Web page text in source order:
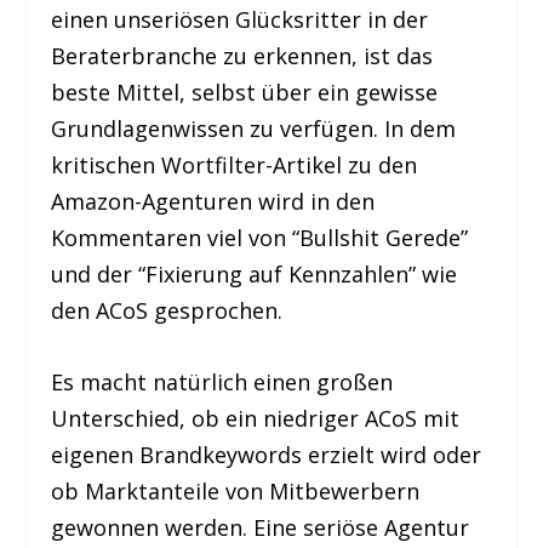
einen unseriösen Glücksritter in der
Beraterbranche zu erkennen, ist das
beste Mittel, selbst über ein gewisse
Grundlagenwissen zu verfügen. In dem
kritischen Wortfilter-Artikel zu den
Amazon-Agenturen wird in den
Kommentaren viel von “Bullshit Gerede”
und der “Fixierung auf Kennzahlen” wie
den ACoS gesprochen.
Es macht natürlich einen großen
Unterschied, ob ein niedriger ACoS mit
eigenen Brandkeywords erzielt wird oder
ob Marktanteile von Mitbewerbern
gewonnen werden. Eine seriöse Agentur